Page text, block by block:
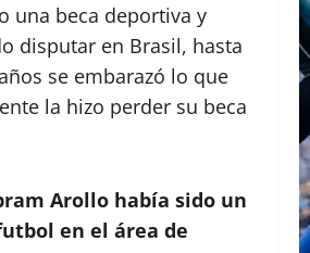
una beca deportiva y
disputar en Brasil, hasta
se embarazó lo que
la hizo perder su beca
Arollo había sido un
en el área de